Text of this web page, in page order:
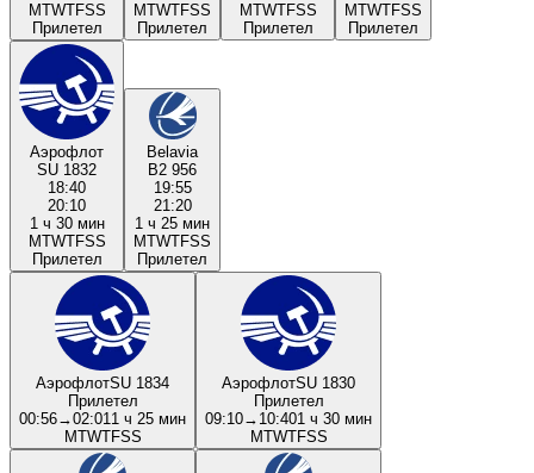
MTWTFSS
Прилетел
MTWTFSS
Прилетел
MTWTFSS
Прилетел
MTWTFSS
Прилетел
Аэрофлот
SU 1832
18:40
20:10
1 ч 30 мин
MTWTFSS
Прилетел
Belavia
B2 956
19:55
21:20
1 ч 25 мин
MTWTFSS
Прилетел
АэрофлотSU 1834
Прилетел
00:56→02:01 1 ч 25 мин
MTWTFSS
АэрофлотSU 1830
Прилетел
09:10→ 10:401 ч 30 мин
MTWTFSS